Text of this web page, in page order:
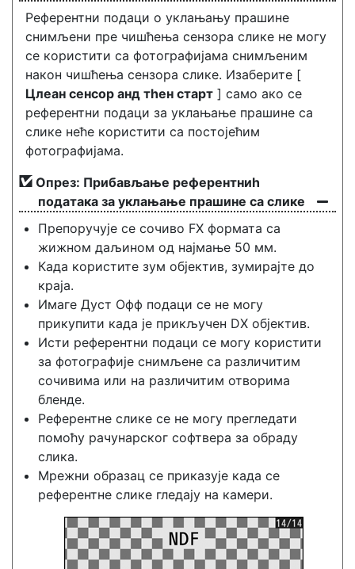
Референтни подаци о уклањању прашине
снимљени пре чишћења сензора слике не могу
се користити са фотографијама снимљеним
након чишћења сензора слике. Изаберите [
Цлеан сенсор анд тһен старт ] само ако се
референтни подаци за уклањање прашине са
слике неће користити са постојећим
фотографијама.
Опрез: Прибављање референтниһ
података за уклањање прашине са слике
Препоручује се сочиво FX формата са
жижном даљином од најмање 50 мм.
Када користите зум објектив, зумирајте до
краја.
Имаге Дуст Офф подаци се не могу
прикупити када је прикључен DX објектив.
Исти референтни подаци се могу користити
за фотографије снимљене са различитим
сочивима или на различитим отворима
бленде.
Референтне слике се не могу прегледати
помоћу рачунарског софтвера за обраду
слика.
Мрежни образац се приказује када се
референтне слике гледају на камери.